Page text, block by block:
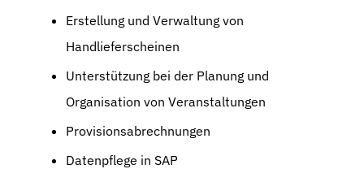
Erstellung und Verwaltung von
Handlieferscheinen
Unterstützung bei der Planung und
Organisation von Veranstaltungen
Provisionsabrechnungen
Datenpflege in SAP